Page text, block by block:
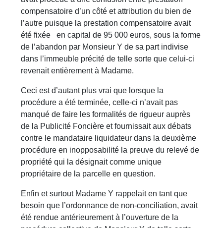
compensatoire d’un côté et attribution du bien de
l’autre puisque la prestation compensatoire avait
été fixée en capital de 95 000 euros, sous la forme
de l’abandon par Monsieur Y de sa part indivise
dans l’immeuble précité de telle sorte que celui-ci
revenait entièrement à Madame.
Ceci est d’autant plus vrai que lorsque la
procédure a été terminée, celle-ci n’avait pas
manqué de faire les formalités de rigueur auprès
de la Publicité Foncière et fournissait aux débats
contre le mandataire liquidateur dans la deuxième
procédure en inopposabilité la preuve du relevé de
propriété qui la désignait comme unique
propriétaire de la parcelle en question.
Enfin et surtout Madame Y rappelait en tant que
besoin que l’ordonnance de non-conciliation, avait
été rendue antérieurement à l’ouverture de la